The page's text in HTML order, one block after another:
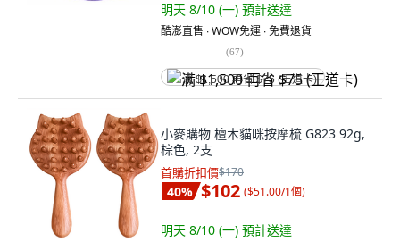
明天 8/10 (一) 預計送達
酷澎直售 ∙ WOW免運 ∙ 免費退貨
(67)
满 $1,500 再省 $75 (王道卡)
小麥購物 檀木貓咪按摩梳 G823 92g,
棕色, 2支
首購折扣價$170
40% $102 ($51.00/1個)
明天 8/10 (一) 預計送達